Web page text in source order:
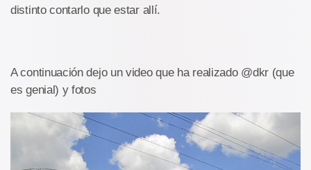
distinto contarlo que estar allí.
A continuación dejo un video que ha realizado @dkr (que
es genial) y fotos